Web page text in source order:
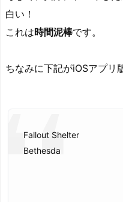
白い！
これは時間泥棒です。
ちなみに下記がiOSアプリ
Fallout Shelter
Bethesda